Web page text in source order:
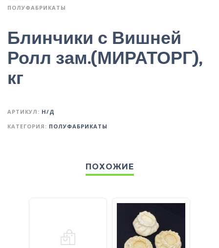
ПОЛУФАБРИКАТЫ
Блинчики с Вишней
Ролл зам.(МИРАТОРГ),
кг
АРТИКУЛ: Н/Д
КАТЕГОРИЯ: ПОЛУФАБРИКАТЫ
ПОХОЖИЕ